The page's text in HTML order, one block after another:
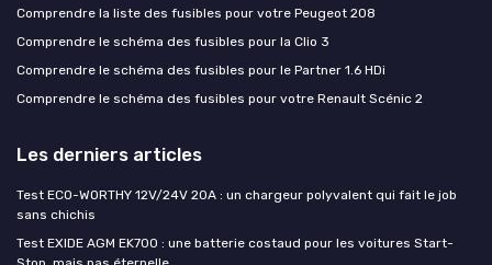
Comprendre la liste des fusibles pour votre Peugeot 208
Comprendre le schéma des fusibles pour la Clio 3
Comprendre le schéma des fusibles pour le Partner 1.6 HDi
Comprendre le schéma des fusibles pour votre Renault Scénic 2
Les derniers articles
Test ECO-WORTHY 12V/24V 20A : un chargeur polyvalent qui fait le job
sans chichis
Test EXIDE AGM EK700 : une batterie costaud pour les voitures Start-